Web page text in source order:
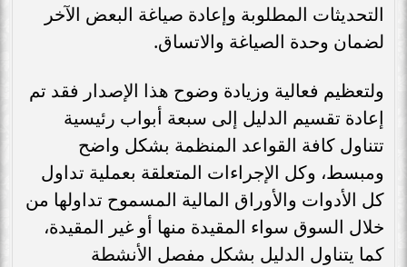
التحديثات المطلوبة وإعادة صياغة البعض الآخر
لضمان وحدة الصياغة والاتساق.
ولتعظيم فعالية وزيادة وضوح هذا الإصدار فقد تم
إعادة تقسيم الدليل إلى سبعة أبواب رئيسية
تتناول كافة القواعد المنظمة بشكل واضح
ومبسط، وكل الإجراءات المتعلقة بعملية تداول
كل الأدوات والأوراق المالية المسموح تداولها من
خلال السوق سواء المقيدة منها أو غير المقيدة،
كما يتناول الدليل بشكل مفصل الأنشطة